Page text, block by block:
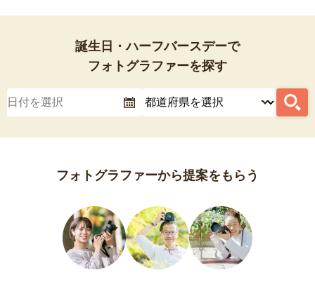
誕生日・ハーフバースデーで
フォトグラファーを探す
フォトグラファーから提案をもらう